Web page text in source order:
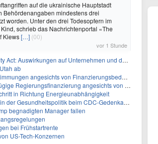
auf die ukrainische Hauptstadt
Behördenangaben mindestens drei
worden. Unter den drei Todesopfern im
schrieb das Nachrichtenportal «The
Kiews[…] (00)
vor 1 Stunde
auf Unternehmen und das Vertrauen der Investoren
ab
angesichts von Finanzierungsbedenken
angesichts von Shutdown-Risiken ein
in Richtung Energieunabhängigkeit
Gesundheitspolitik beim CDC-Gedenkakt ein
begnadigten Manager fallen
bei Frühstartrente
US-Tech-Konzernen